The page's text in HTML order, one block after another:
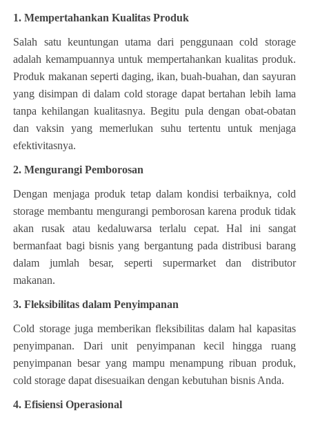
1. Mempertahankan Kualitas Produk
Salah satu keuntungan utama dari penggunaan cold storage
adalah kemampuannya untuk mempertahankan kualitas produk.
Produk makanan seperti daging, ikan, buah-buahan, dan sayuran
yang disimpan di dalam cold storage dapat bertahan lebih lama
tanpa kehilangan kualitasnya. Begitu pula dengan obat-obatan
dan vaksin yang memerlukan suhu tertentu untuk menjaga
efektivitasnya.
2. Mengurangi Pemborosan
Dengan menjaga produk tetap dalam kondisi terbaiknya, cold
storage membantu mengurangi pemborosan karena produk tidak
akan rusak atau kedaluwarsa terlalu cepat. Hal ini sangat
bermanfaat bagi bisnis yang bergantung pada distribusi barang
dalam jumlah besar, seperti supermarket dan distributor
makanan.
3. Fleksibilitas dalam Penyimpanan
Cold storage juga memberikan fleksibilitas dalam hal kapasitas
penyimpanan. Dari unit penyimpanan kecil hingga ruang
penyimpanan besar yang mampu menampung ribuan produk,
cold storage dapat disesuaikan dengan kebutuhan bisnis Anda.
4. Efisiensi Operasional